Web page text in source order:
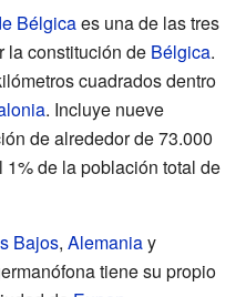
Bélgicaes una de las tres
la constitución de Bélgica.
cuadrados dentro
. Incluye nueve
de alrededor de 73.000
de la población total de
Bajos, Alemaniay
tiene su propio